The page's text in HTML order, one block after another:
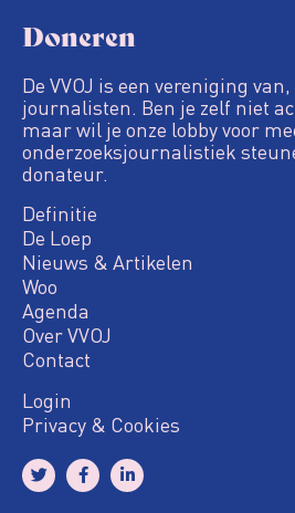
Doneren
De VVOJ is een vereniging
journalisten. Ben je zelf niet
maar wil je onze lobby voor
onderzoeksjournalistiek
donateur.
Definitie
De Loep
Nieuws & Artikelen
Woo
Agenda
Over VVOJ
Contact
Login
Privacy & Cookies